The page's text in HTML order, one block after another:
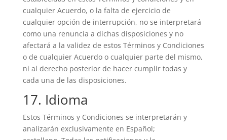
cualquier Acuerdo, o la falta de ejercicio de
cualquier opción de interrupción, no se interpretará
como una renuncia a dichas disposiciones y no
afectará a la validez de estos Términos y Condiciones
o de cualquier Acuerdo o cualquier parte del mismo,
ni al derecho posterior de hacer cumplir todas y
cada una de las disposiciones.
17. Idioma
Estos Términos y Condiciones se interpretarán y
analizarán exclusivamente en Español;